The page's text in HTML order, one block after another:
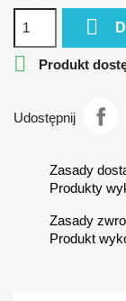

 Produkt
Udostępnij
Zasady
Produkty
Zasady
Produkt